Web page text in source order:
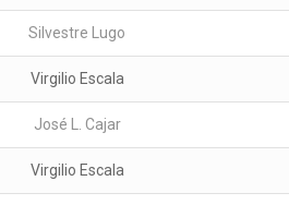
Silvestre Lugo
Virgilio Escala
José L. Cajar
Virgilio Escala